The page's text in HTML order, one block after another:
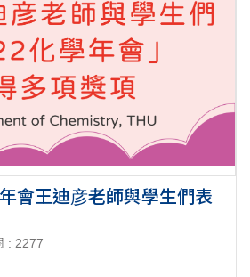
會王迪彦老師與學生們表
: 2277